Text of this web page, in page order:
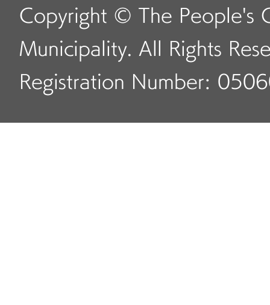
Copyright © The People's
Municipality. All Rights
Registration Number: